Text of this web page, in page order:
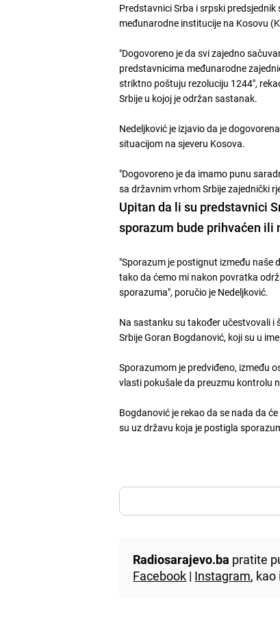
Predstavnici Srba i srpski
međunarodne institucije na Kosovu
"Dogovoreno je da svi zajedno
predstavnicima međunarodne
striktno poštuju rezoluciju 1244",
Srbije u kojoj je održan sastanak.
Nedeljković je izjavio da je
situacijom na sjeveru Kosova.
"Dogovoreno je da imamo punu
sa državnim vrhom Srbije zajednički
Upitan da li su predstavnici
sporazum bude prihvaćen ili
"Sporazum je postignut između naše
tako da ćemo mi nakon povratka
sporazuma", poručio je Nedeljković.
Na sastanku su također učestvovali i
Srbije Goran Bogdanović, koji su u
Sporazumom je predviđeno, između
vlasti pokušale da preuzmu kontrolu
Bogdanović je rekao da se nada da
su uz državu koja je postigla
Radiosarajevo.ba pratite
Facebook | Instagram,